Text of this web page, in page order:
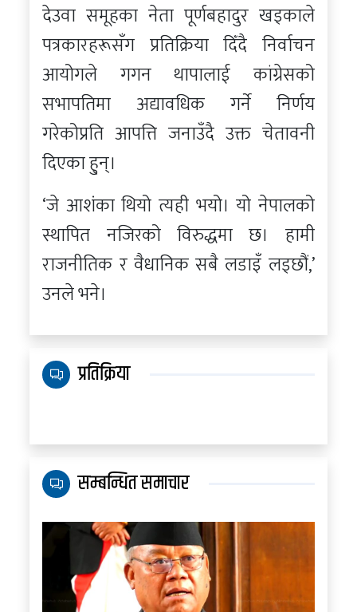
देउवा समूहका नेता पूर्णबहादुर खड्काले
पत्रकारहरूसँग प्रतिक्रिया दिँदै निर्वाचन
आयोगले गगन थापालाई कांग्रेसको
सभापतिमा अद्यावधिक गर्ने निर्णय
गरेकोप्रति आपत्ति जनाउँदै उक्त चेतावनी
दिएका हु्न्।
‘जे आशंका थियो त्यही भयो। यो नेपालको
स्थापित नजिरको विरुद्धमा छ। हामी
राजनीतिक र वैधानिक सबै लडाइँ लड्छौं,’
उनले भने।
प्रतिक्रिया
सम्बन्धित समाचार